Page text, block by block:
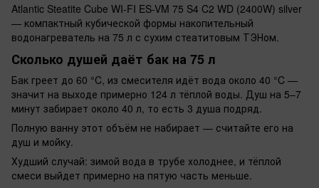
Atlantic Steatite Cube WI-FI ES-VM 75 S4 C2 WD (2400W) silver
— компактный кубической формы накопительный
водонагреватель на 75 л с сухим стеатитовым ТЭНом.
Сколько душей даёт бак на 75 л
Бак греет до 60 °C, из смесителя идёт вода около 40 °C —
значит на выходе примерно 124 л тёплой воды. Душ на 5–7
минут забирает около 40 л, то есть 3 душа подряд.
Полную ванну этот объём не набирает — считайте его на
душ и мойку.
Худший случай: зимой вода в трубе холоднее, и тёплой
смеси выйдет примерно на пятую часть меньше.